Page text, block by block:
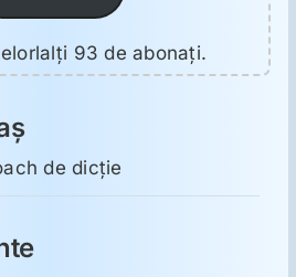
93 de abonați.
de dicție